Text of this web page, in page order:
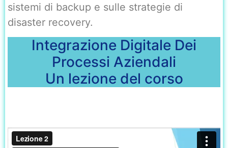
sistemi di backup e sulle strategie di
disaster recovery.
Integrazione Digitale Dei
Processi Aziendali
Un lezione del corso